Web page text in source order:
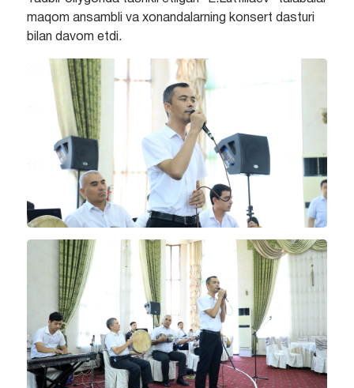
maqom ansambli va xonandalarning konsert dasturi
bilan davom etdi.